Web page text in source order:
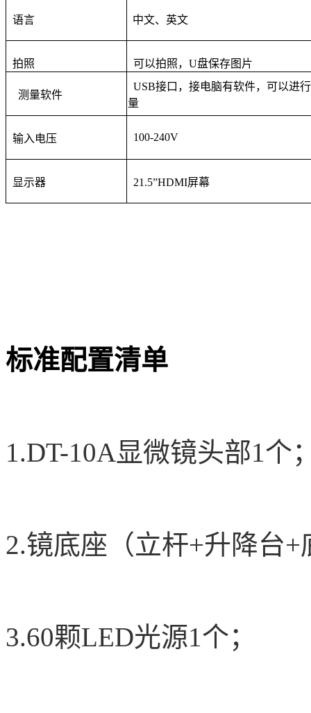
语言 中文、英文
拍照 可以拍照，U盘保存图片
测量软件
USB接口，接电脑有软件，可以进
量
输入电压 100-240V
显示器 21.5”HDMI屏幕
标准配置清单
1.DT-10A显微镜头部1个
2.镜底座（立杆+升降台+
3.60颗LED光源1个；